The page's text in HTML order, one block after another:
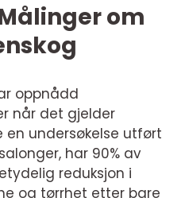
om
oppnådd
når det gjelder
en undersøkelse utført
har 90% av
reduksjon i
og tørrhet etter bare